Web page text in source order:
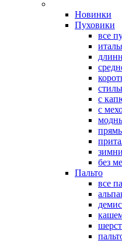
Новинки
Пуховики
все
с
с
без
Пальто
все